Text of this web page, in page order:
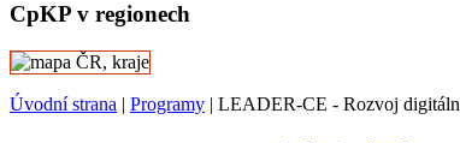
CpKP v regionech
Úvodní strana | Programy | LEADER-CE - Rozvoj